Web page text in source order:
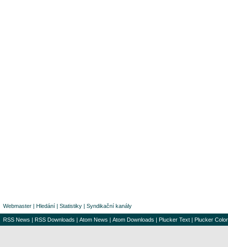
Webmaster | Hledání | Statistiky | Syndikační kanály
RSS News | RSS Downloads | Atom News | Atom Downloads | Plucker Text | Plucker Color